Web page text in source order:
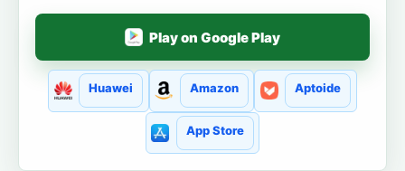
Play on Google Play
Huawei Amazon Aptoide
App Store